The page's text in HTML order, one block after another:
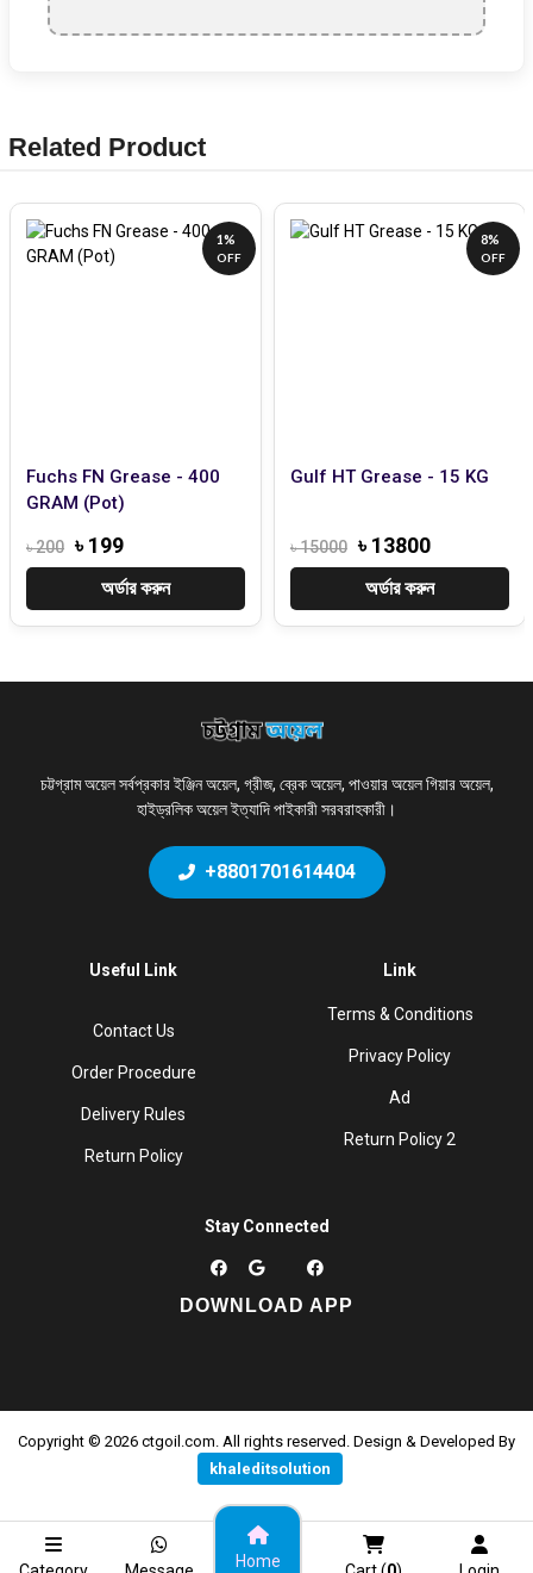
Related Product
1%
OFF
Fuchs FN Grease - 400
GRAM (Pot)
৳ 200 ৳ 199
অর্ডার করুন
8%
OFF
Gulf HT Grease - 15 KG
৳ 15000 ৳ 13800
অর্ডার করুন
চট্টগ্রাম অয়েল সর্বপ্রকার ইঞ্জিন অয়েল, গ্রীজ, ব্রেক অয়েল, পাওয়ার অয়েল গিয়ার অয়েল,
হাইড্রলিক অয়েল ইত্যাদি পাইকারী সরবরাহকারী।
+8801701614404
Useful Link
Contact Us
Order Procedure
Delivery Rules
Return Policy
Link
Terms & Conditions
Privacy Policy
Ad
Return Policy 2
Stay Connected
DOWNLOAD APP
Copyright © 2026 ctgoil.com. All rights reserved. Design & Developed By
khaleditsolution
Home